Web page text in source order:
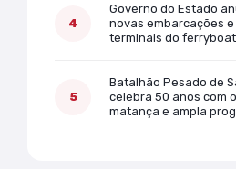
Governo do Estado
novas embarcações
terminais do
Batalhão Pesado de
celebra 50 anos com
matança e ampla